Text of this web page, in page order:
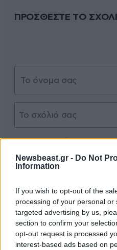
Newsbeast.gr - Do Not
Information
If you wish to opt-out of the
processing of your personal
targeted advertising by us,
section to confirm your
opt-out request is processed
interest-based ads based on
ΠΡΟΣΘΕΣΤΕ ΤΟ
Xαρακτήρες: 0/1000
Διαβάστε και ακολουθήστε
Φούφουτος.